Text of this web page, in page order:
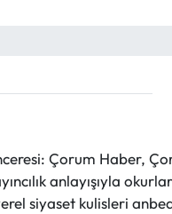
Çorum Haber,
anlayışıyla
siyaset kulisleri